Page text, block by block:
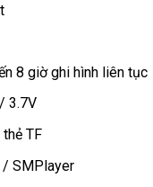
8 giờ ghi hình liên tục
3.7V
TF
/ SMPlayer